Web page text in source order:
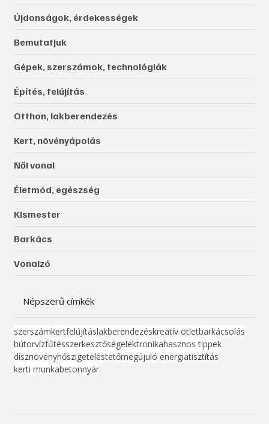
Újdonságok, érdekességek
Bemutatjuk
Gépek, szerszámok, technológiák
Építés, felújítás
Otthon, lakberendezés
Kert, növényápolás
Női vonal
Életmód, egészség
Kismester
Barkács
Vonalzó
Népszerű címkék
szerszámkertfelújításlakberendezéskreatív ötletbarkácsolás
bútorvízfűtésszerkesztőségelektronikahasznos tippek
dísznövényhőszigeteléstetőmegújuló energiatisztítás
kerti munkabetonnyár